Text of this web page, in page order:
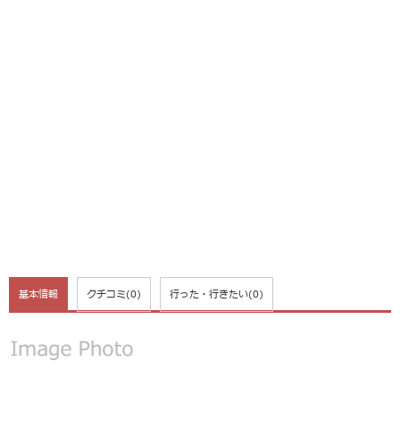
基本情報 クチコミ(0) 行った・行きたい(0)